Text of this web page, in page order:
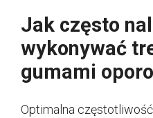
Jak często
wykonywać
gumami
Optimalna